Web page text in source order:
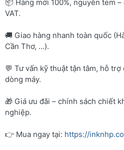
📦 Hàng mới 100%, nguyên tem
VAT.
🚚 Giao hàng nhanh toàn quốc
Cần Thơ, …).
💬 Tư vấn kỹ thuật tận tâm, hỗ
dòng máy.
🎁 Giá ưu đãi – chính sách chiết
nghiệp.
👉 Mua ngay tại: https://